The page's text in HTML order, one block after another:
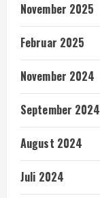
November 2025
Februar 2025
November 2024
September 2024
August 2024
Juli 2024